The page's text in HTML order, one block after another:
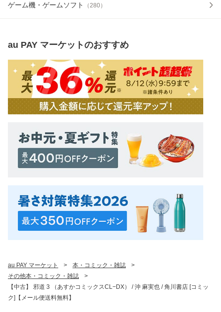
ゲーム機・ゲームソフト （280）
au PAY マーケットのおすすめ
au PAY マーケット > 本・コミック・雑誌
>
その他本・コミック・雑誌
>
【中古】 邪道 3 （あすかコミックスCL−DX） / 沖 麻実也 / 角川書店 [コミッ
ク]【メール便送料無料】